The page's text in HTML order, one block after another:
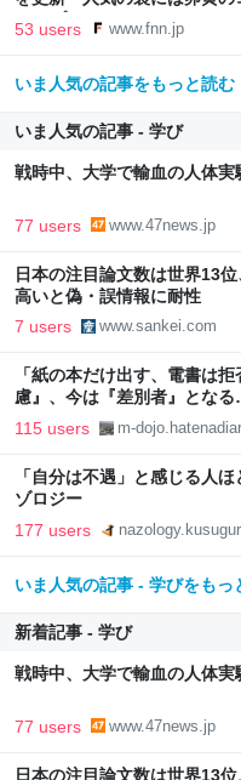
FNNプライムオンライン
53 users www.fnn.jp
いま人気の記事をもっと読む
いま人気の記事 - 学び
戦時中、大学で輸血の人体
77 users www.47news.jp
日本の注目論文数は世界13
高いと偽・誤情報に耐性
7 users www.sankei.com
「紙の本だけ出す、電書は
慮』、今は『差別者』とな
ーQUIET & COLORFUL
115 users m-
「自分は不遇」と感じる人
ゾロジー
177 users
いま人気の記事 - 学びをもっ
新着記事 - 学び
戦時中、大学で輸血の人体
77 users www.47news.jp
日本の注目論文数は世界13